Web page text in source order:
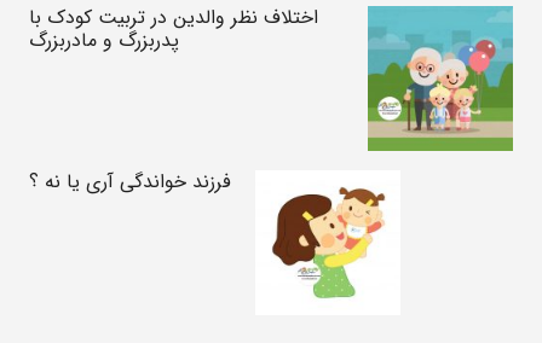
اختلاف نظر والدین در تربیت کودک با
پدربزرگ و مادربزرگ
فرزند خواندگی آری یا نه ؟